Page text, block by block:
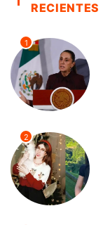
RECIENTES
1
2